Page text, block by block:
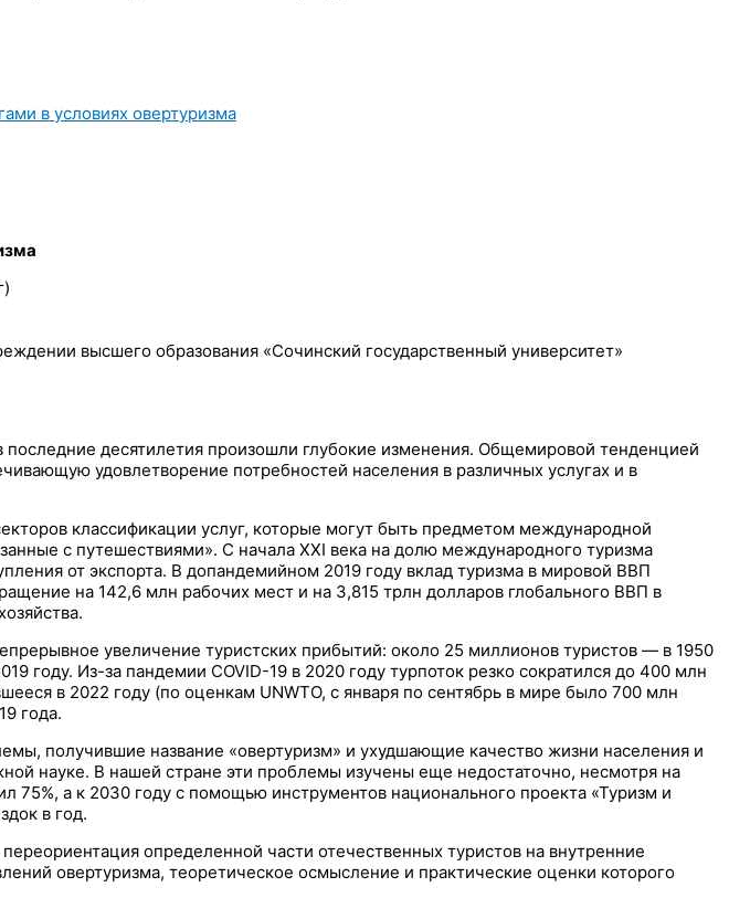
в условиях овертуризма
высшего образования «Сочинский государственный университет»
последние десятилетия произошли глубокие изменения. Общемировой тенденцией
удовлетворение потребностей населения в различных услугах и в
классификации услуг, которые могут быть предметом международной
с путешествиями». С начала XXI века на долю международного туризма
от экспорта. В допандемийном 2019 году вклад туризма в мировой ВВП
на 142,6 млн рабочих мест и на 3,815 трлн долларов глобального ВВП в
увеличение туристских прибытий: около 25 миллионов туристов — в 1950
Из-за пандемии COVID-19 в 2020 году турпоток резко сократился до 400 млн
в 2022 году (по оценкам UNWTO, с января по сентябрь в мире было 700 млн
года.
получившие название «овертуризм» и ухудшающие качество жизни населения и
науке. В нашей стране эти проблемы изучены еще недостаточно, несмотря на
75%, а к 2030 году с помощью инструментов национального проекта «Туризм и
в год.
определенной части отечественных туристов на внутренние
овертуризма, теоретическое осмысление и практические оценки которого